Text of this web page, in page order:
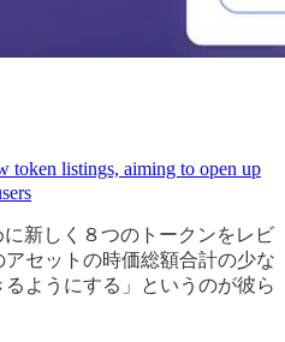
token listings, aiming to open up
に新しく８つのトークンをレビ
セットの時価総額合計の少な
ようにする」というのが彼ら